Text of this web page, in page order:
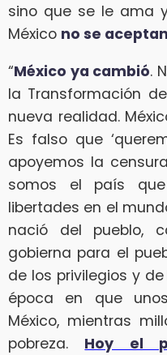
sino que se le ama
México no se
“México ya cambió.
la Transformación
nueva realidad.
Es falso que
apoyemos la
somos el país
libertades en el
nació del pueblo,
gobierna para el
de los privilegios y
época en que
México, mientras
pobreza. Hoy el